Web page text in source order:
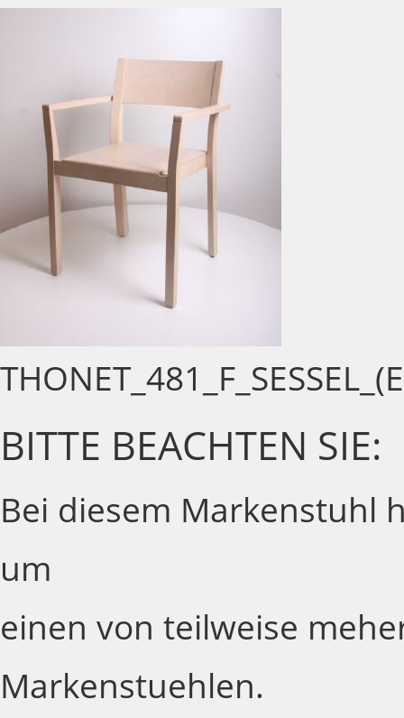
BITTE BEACHTEN SIE:
Bei diesem Markenstuhl
um
einen von teilweise
Markenstuehlen.